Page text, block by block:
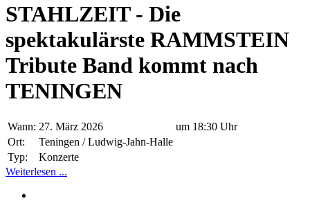
STAHLZEIT - Die
spektakulärste RAMMSTEIN
Tribute Band kommt nach
TENINGEN
Wann: 27. März 2026
um 18:30 Uhr
Ort:
Teningen / Ludwig-Jahn-Halle
Typ:
Konzerte
Weiterlesen ...